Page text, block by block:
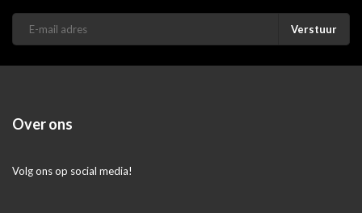
Verstuur
Over ons
Volg ons op social media!